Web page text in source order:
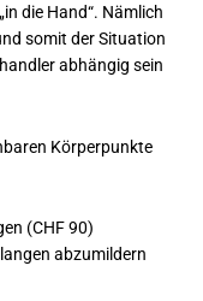
die Hand“. Nämlich
somit der Situation
abhängig sein
Körperpunkte
(CHF 90)
abzumildern